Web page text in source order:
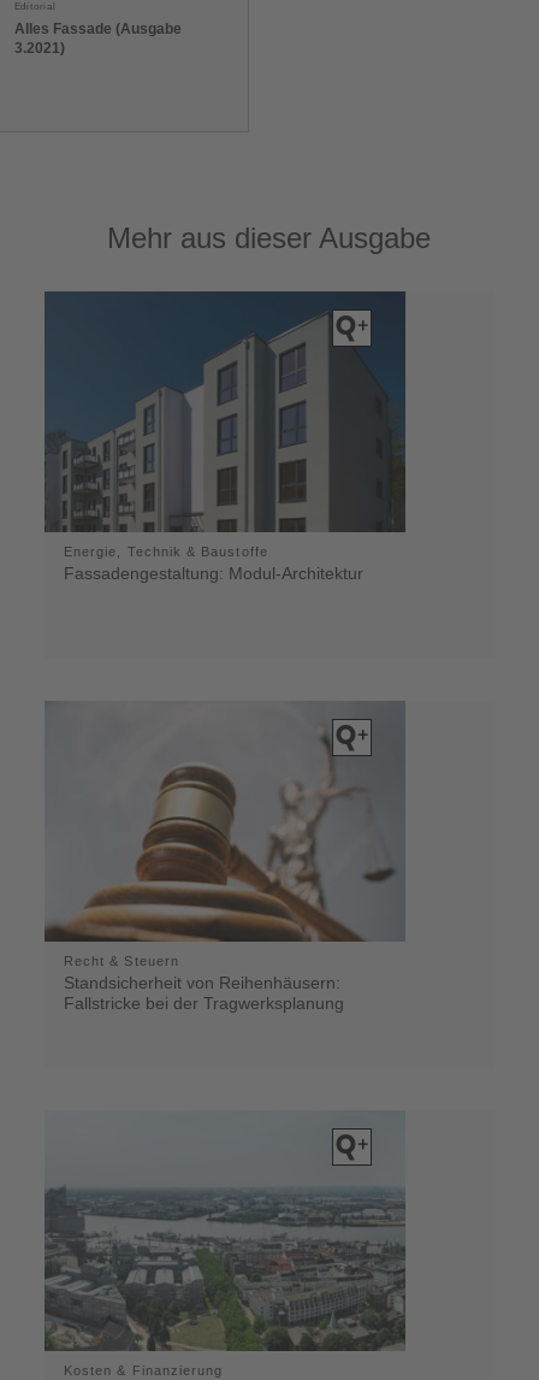
Editorial
Alles Fassade (Ausgabe
3.2021)
Mehr aus dieser Ausgabe
Energie, Technik & Baustoffe
Fassadengestaltung: Modul-Architektur
Recht & Steuern
Standsicherheit von Reihenhäusern:
Fallstricke bei der Tragwerksplanung
Kosten & Finanzierung